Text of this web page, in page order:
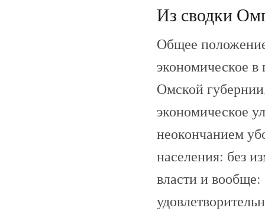
Из сводки
Общее
экономическое
Омской
экономическое
неокончанием
населения: без
власти и вообще: